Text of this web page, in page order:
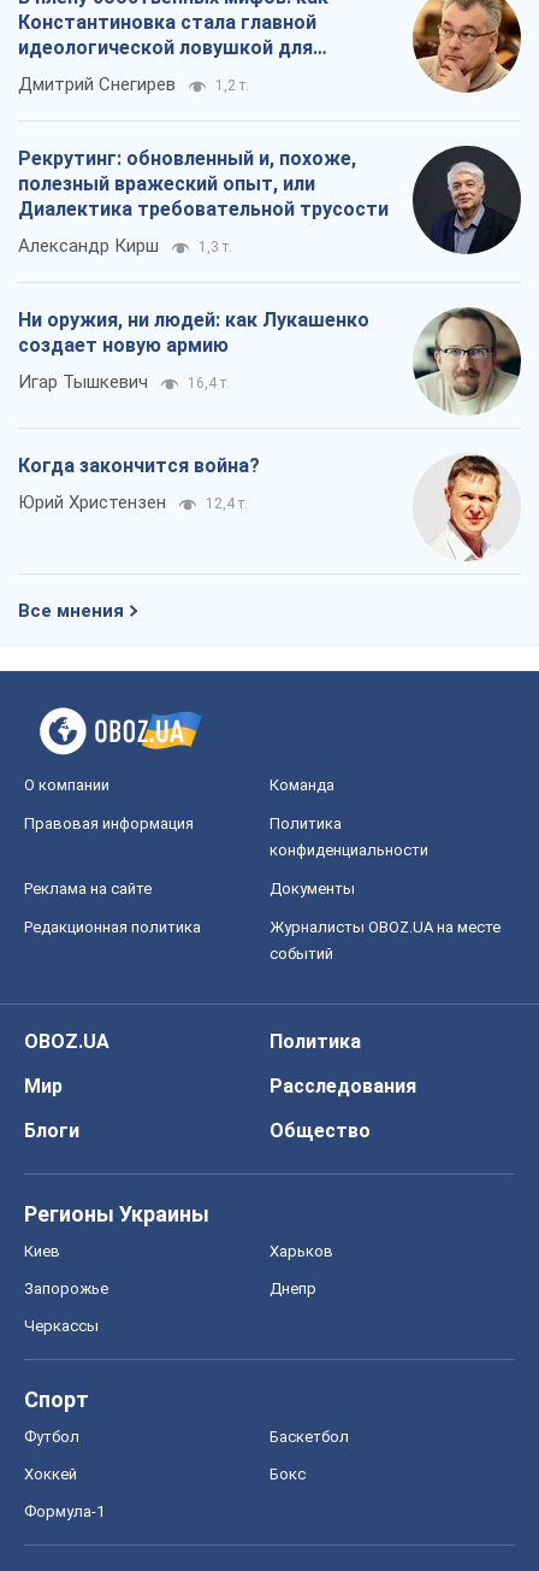
Константиновка стала главной
идеологической ловушкой для
российских оккупантов
Дмитрий Снегирев 1,2 т.
Рекрутинг: обновленный и, похоже,
полезный вражеский опыт, или
Диалектика требовательной трусости
Александр Кирш 1,3 т.
Ни оружия, ни людей: как Лукашенко
создает новую армию
Игар Тышкевич 16,4 т.
Когда закончится война?
Юрий Христензен 12,4 т.
Все мнения
О компании Команда
Правовая информация
Политика
конфиденциальности
Реклама на сайте Документы
Редакционная политика
Журналисты OBOZ.UA на месте
событий
OBOZ.UA
Политика
Мир
Расследования
Блоги
Общество
Регионы Украины
Киев Харьков
Запорожье Днепр
Черкассы
Спорт
Футбол Баскетбол
Хоккей Бокс
Формула-1